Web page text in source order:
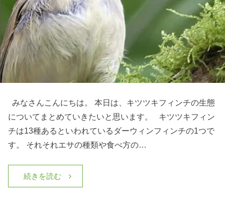
みなさんこんにちは。 本日は、キツツキフィンチの生態
についてまとめていきたいと思います。 キツツキフィン
チは13種あるといわれているダーウィンフィンチの1つで
す。 それそれエサの種類や食べ方の…
続きを読む